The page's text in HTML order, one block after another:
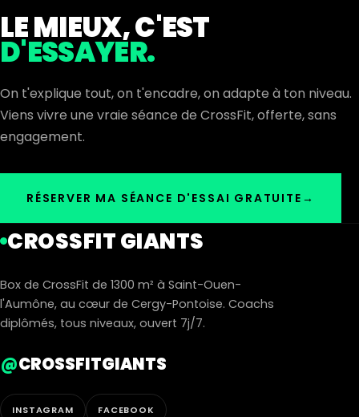
LE MIEUX, C'EST
D'ESSAYER.
On t'explique tout, on t'encadre, on adapte à ton niveau.
Viens vivre une vraie séance de CrossFit, offerte, sans
engagement.
RÉSERVER MA SÉANCE D'ESSAI GRATUITE →
CROSSFIT GIANTS
Box de CrossFit de 1300 m² à Saint-Ouen-
l'Aumône, au cœur de Cergy-Pontoise. Coachs
diplômés, tous niveaux, ouvert 7j/7.
@CROSSFITGIANTS
INSTAGRAM FACEBOOK